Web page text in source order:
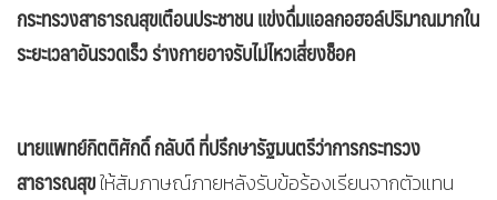
กระทรวงสาธารณสุขเตือนประชาชน แข่งดื่มแอลกอฮอล์ปริมาณมากใน
ระยะเวลาอันรวดเร็ว ร่างกายอาจรับไม่ไหวเสี่ยงช็อค
นายแพทย์กิตติศักดิ์ กลับดี ที่ปรึกษารัฐมนตรีว่าการกระทรวง
สาธารณสุขให้สัมภาษณ์ภายหลังรับข้อร้องเรียนจากตัวแทน